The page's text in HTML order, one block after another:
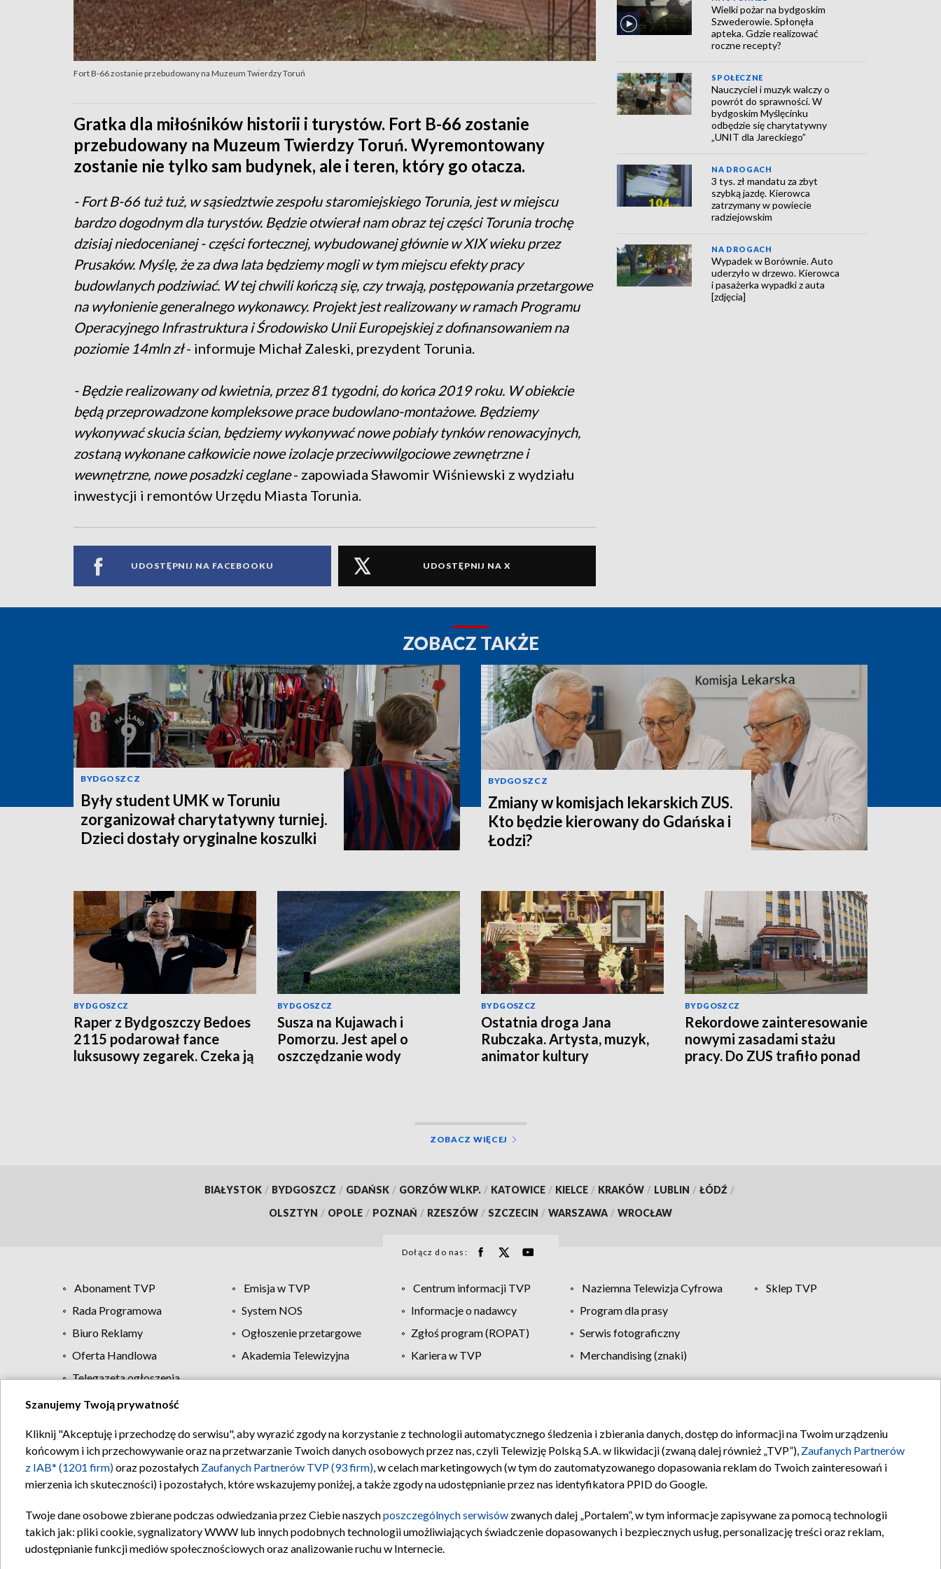
Fort B-66 zostanie przebudowany na Muzeum Twierdzy Toruń
Gratka dla miłośników historii i turystów. Fort B-66 zostanie
przebudowany na Muzeum Twierdzy Toruń. Wyremontowany
zostanie nie tylko sam budynek, ale i teren, który go otacza.
- Fort B-66 tuż tuż, w sąsiedztwie zespołu staromiejskiego Torunia, jest w miejscu
bardzo dogodnym dla turystów. Będzie otwierał nam obraz tej części Torunia trochę
dzisiaj niedocenianej - części fortecznej, wybudowanej głównie w XIX wieku przez
Prusaków. Myślę, że za dwa lata będziemy mogli w tym miejscu efekty pracy
budowlanych podziwiać. W tej chwili kończą się, czy trwają, postępowania przetargowe
na wyłonienie generalnego wykonawcy. Projekt jest realizowany w ramach Programu
Operacyjnego Infrastruktura i Środowisko Unii Europejskiej z dofinansowaniem na
poziomie 14mln zł- informuje Michał Zaleski, prezydent Torunia.
- Będzie realizowany od kwietnia, przez 81 tygodni, do końca 2019 roku. W obiekcie
będą przeprowadzone kompleksowe prace budowlano-montażowe. Będziemy
wykonywać skucia ścian, będziemy wykonywać nowe pobiały tynków renowacyjnych,
zostaną wykonane całkowicie nowe izolacje przeciwwilgociowe zewnętrzne i
wewnętrzne, nowe posadzki ceglane- zapowiada Sławomir Wiśniewski z wydziału
inwestycji i remontów Urzędu Miasta Torunia.
UDOSTĘPNIJ NA FACEBOOKU UDOSTĘPNIJ NA X
Wielki pożar na bydgoskim
Szwederowie. Spłonęła
apteka. Gdzie realizować
roczne recepty?
SPOŁECZNE
Nauczyciel i muzyk walczy o
powrót do sprawności. W
bydgoskim Myślęcinku
odbędzie się charytatywny
„UNIT dla Jareckiego”
NA DROGACH
3 tys. zł mandatu za zbyt
szybką jazdę. Kierowca
zatrzymany w powiecie
radziejowskim
NA DROGACH
Wypadek w Borównie. Auto
uderzyło w drzewo. Kierowca
i pasażerka wypadki z auta
[zdjęcia]
ZOBACZ TAKŻE
BYDGOSZCZ
Były student UMK w Toruniu
zorganizował charytatywny turniej.
Dzieci dostały oryginalne koszulki
BYDGOSZCZ
Zmiany w komisjach lekarskich ZUS.
Kto będzie kierowany do Gdańska i
Łodzi?
BYDGOSZCZ
Raper z Bydgoszczy Bedoes
2115 podarował fance
luksusowy zegarek. Czeka ją
BYDGOSZCZ
Susza na Kujawach i
Pomorzu. Jest apel o
oszczędzanie wody
BYDGOSZCZ
Ostatnia droga Jana
Rubczaka. Artysta, muzyk,
animator kultury
BYDGOSZCZ
Rekordowe zainteresowanie
nowymi zasadami stażu
pracy. Do ZUS trafiło ponad
ZOBACZ WIĘCEJ
BIAŁYSTOK / BYDGOSZCZ / GDAŃSK / GORZÓW WLKP. / KATOWICE / KIELCE / KRAKÓW / LUBLIN / ŁÓDŹ /
OLSZTYN / OPOLE / POZNAŃ / RZESZÓW / SZCZECIN / WARSZAWA / WROCŁAW
Dołącz do nas:
Abonament TVP Emisja w TVP Centrum informacji TVP Naziemna Telewizja Cyfrowa
Sklep TVP
Rada Programowa
System NOS Informacje o nadawcy
Program dla prasy
Biuro Reklamy
Ogłoszenie przetargowe Zgłoś program (ROPAT)
Serwis fotograficzny
Oferta Handlowa
Akademia Telewizyjna Kariera w TVP
Merchandising (znaki)
Telegazeta ogłoszenia
Regulamin TVP Polityka prywatności Moje zgody Pomoc Biuro reklamy Kontakt
Szanujemy Twoją prywatność
Kliknij "Akceptuję i przechodzę do serwisu", aby wyrazić zgody na korzystanie z technologii automatycznego śledzenia i zbierania danych, dostęp do informacji na Twoim urządzeniu
końcowym i ich przechowywanie oraz na przetwarzanie Twoich danych osobowych przez nas, czyli Telewizję Polską S.A. w likwidacji (zwaną dalej również „TVP”), Zaufanych Partnerów
z IAB* (1201 firm)oraz pozostałych Zaufanych Partnerów TVP (93 firm), w celach marketingowych (w tym do zautomatyzowanego dopasowania reklam do Twoich zainteresowań i
mierzenia ich skuteczności) i pozostałych, które wskazujemy poniżej, a także zgody na udostępnianie przez nas identyfikatora PPID do Google.
Twoje dane osobowe zbierane podczas odwiedzania przez Ciebie naszychposzczególnych serwisów zwanych dalej „Portalem”, w tym informacje zapisywane za pomocą technologii
takich jak: pliki cookie, sygnalizatory WWW lub innych podobnych technologii umożliwiających świadczenie dopasowanych i bezpiecznych usług, personalizację treści oraz reklam,
udostępnianie funkcji mediów społecznościowych oraz analizowanie ruchu w Internecie.